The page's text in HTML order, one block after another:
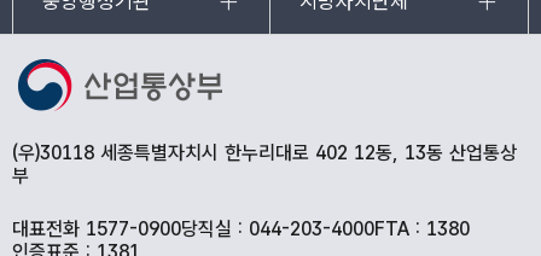
(우)30118 세종특별자치시 한누리대로 402 12동, 13동 산업통상
부
대표전화 1577-0900당직실 : 044-203-4000FTA : 1380